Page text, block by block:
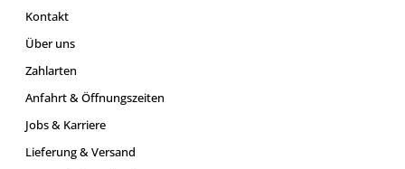
Kontakt
Über uns
Zahlarten
Anfahrt & Öffnungszeiten
Jobs & Karriere
Lieferung & Versand